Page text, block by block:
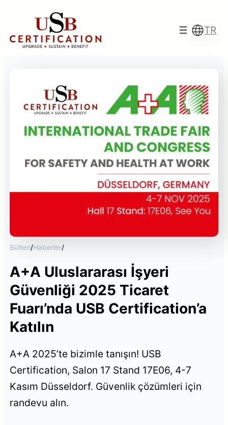
TR
Türkçe English
Italiano
Bülten/Haberler/
A+A Uluslararası İşyeri
Güvenliği 2025 Ticaret
Fuarı’nda USB Certification’a
Katılın
A+A 2025’te bizimle tanışın! USB
Certification, Salon 17 Stand 17E06, 4-7
Kasım Düsseldorf. Güvenlik çözümleri için
randevu alın.